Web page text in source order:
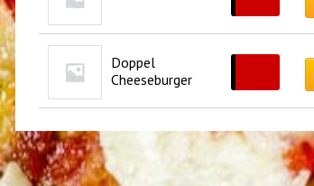
Doppel
Cheeseburger